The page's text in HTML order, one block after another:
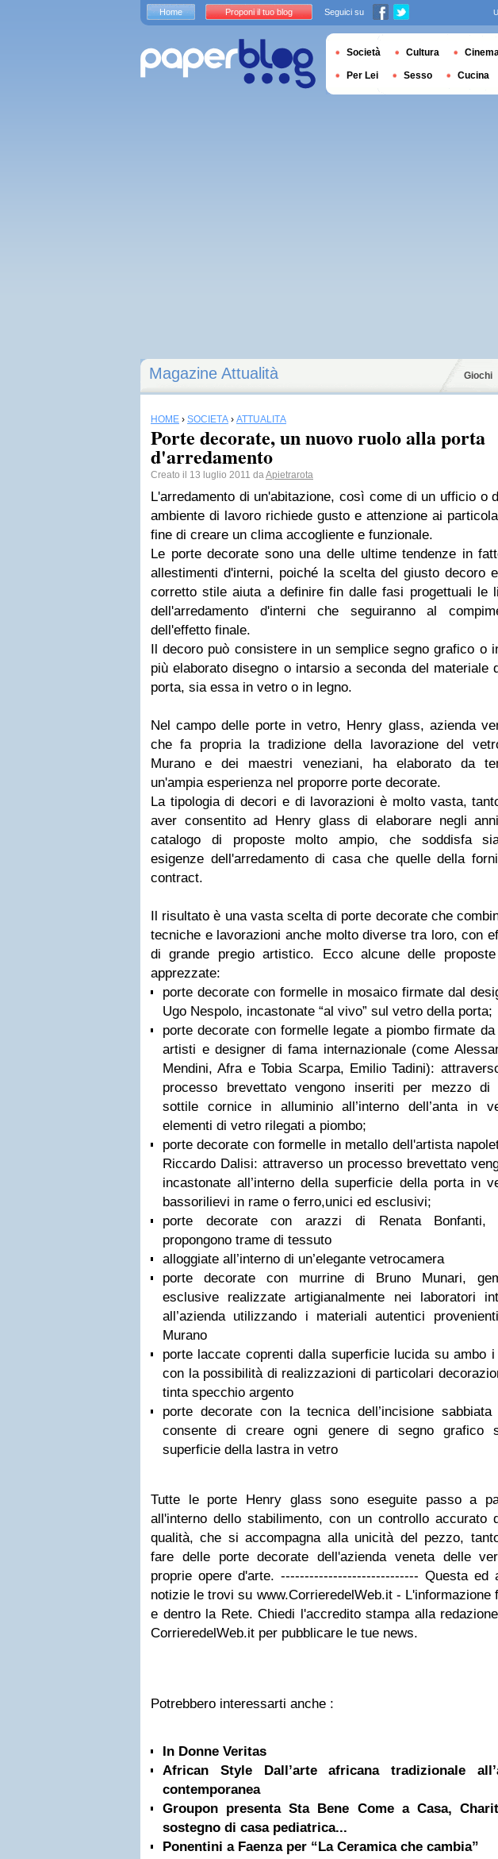
Magazine Attualità Giochi
HOME › SOCIETÀ › ATTUALITÀ
Porte decorate, un nuovo ruolo alla porta
d'arredamento
Creato il 13 luglio 2011 daApietrarota
L'arredamento di un'abitazione, così come di un ufficio o
ambiente di lavoro richiede gusto e attenzione ai
fine di creare un clima accogliente e funzionale.
Le porte decorate sono una delle ultime tendenze in
allestimenti d'interni, poiché la scelta del giusto decoro
corretto stile aiuta a definire fin dalle fasi progettuali le
dell'arredamento d'interni che seguiranno al
dell'effetto finale.
Il decoro può consistere in un semplice segno grafico o
più elaborato disegno o intarsio a seconda del materiale
porta, sia essa in vetro o in legno.
Nel campo delle porte in vetro, Henry glass, azienda
che fa propria la tradizione della lavorazione del
Murano e dei maestri veneziani, ha elaborato da
un'ampia esperienza nel proporre porte decorate.
La tipologia di decori e di lavorazioni è molto vasta,
aver consentito ad Henry glass di elaborare negli
catalogo di proposte molto ampio, che soddisfa
esigenze dell'arredamento di casa che quelle della
contract.
Il risultato è una vasta scelta di porte decorate che
tecniche e lavorazioni anche molto diverse tra loro, con
di grande pregio artistico. Ecco alcune delle
apprezzate:
porte decorate con formelle in mosaico firmate dal
Ugo Nespolo, incastonate “al vivo” sul vetro della porta;
porte decorate con formelle legate a piombo firmate da
artisti e designer di fama internazionale (come
Mendini, Afra e Tobia Scarpa, Emilio Tadini):
processo brevettato vengono inseriti per mezzo di
sottile cornice in alluminio all’interno dell’anta in
elementi di vetro rilegati a piombo;
porte decorate con formelle in metallo dell'artista
Riccardo Dalisi: attraverso un processo brevettato
incastonate all’interno della superficie della porta in
bassorilievi in rame o ferro,unici ed esclusivi;
porte decorate con arazzi di Renata Bonfanti,
propongono trame di tessuto
alloggiate all’interno di un’elegante vetrocamera
porte decorate con murrine di Bruno Munari,
esclusive realizzate artigianalmente nei laboratori
all’azienda utilizzando i materiali autentici
Murano
porte laccate coprenti dalla superficie lucida su ambo i
con la possibilità di realizzazioni di particolari
tinta specchio argento
porte decorate con la tecnica dell’incisione sabbiata
consente di creare ogni genere di segno grafico
superficie della lastra in vetro
Tutte le porte Henry glass sono eseguite passo a
all'interno dello stabilimento, con un controllo accurato
qualità, che si accompagna alla unicità del pezzo,
fare delle porte decorate dell'azienda veneta delle
proprie opere d'arte. ----------------------------- Questa ed
notizie le trovi su www.CorrieredelWeb.it - L'informazione
e dentro la Rete. Chiedi l'accredito stampa alla
CorrieredelWeb.it per pubblicare le tue news.
Potrebbero interessarti anche :
In Donne Veritas
African Style Dall’arte africana tradizionale
contemporanea
Groupon presenta Sta Bene Come a Casa,
sostegno di casa pediatrica...
Ponentini a Faenza per “La Ceramica che cambia”
Home Proponi il tuo blog Seguici su
Società Cultura
Per Lei Sesso Cucina